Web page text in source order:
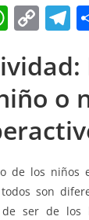
W
at
s
A
p
p
C
p
y
Li
n
k
T
e
a
o
de los niños
son
ser de los